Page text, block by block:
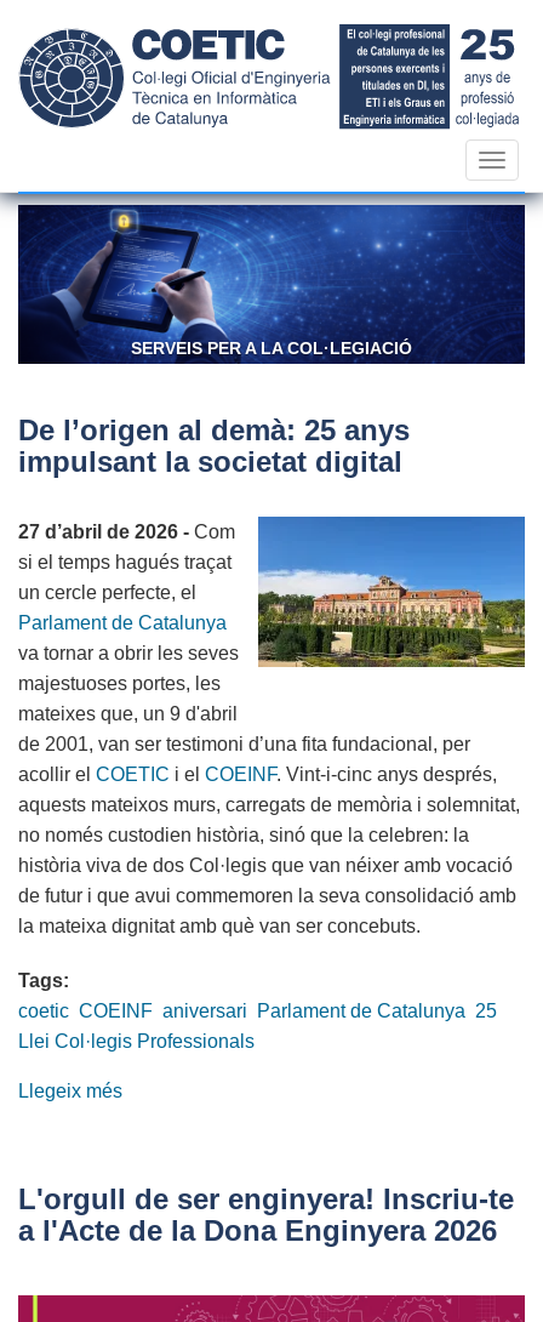
contingut
SERVEIS PER A LA COL·LEGIACIÓ
De l’origen al demà: 25 anys
impulsant la societat digital
27 d’abril de 2026 - Com
si el temps hagués traçat
un cercle perfecte, el
Parlament de Catalunya
va tornar a obrir les seves
majestuoses portes, les
mateixes que, un 9 d'abril
de 2001, van ser testimoni d’una fita fundacional, per
acollir el COETIC i el COEINF. Vint-i-cinc anys després,
aquests mateixos murs, carregats de memòria i solemnitat,
no només custodien història, sinó que la celebren: la
història viva de dos Col·legis que van néixer amb vocació
de futur i que avui commemoren la seva consolidació amb
la mateixa dignitat amb què van ser concebuts.
Tags:
coetic COEINF aniversari Parlament de Catalunya 25
Llei Col·legis Professionals
Llegeix més
demà:
25
impulsant
L'orgull de ser enginyera! Inscriu-te
a l'Acte de la Dona Enginyera 2026